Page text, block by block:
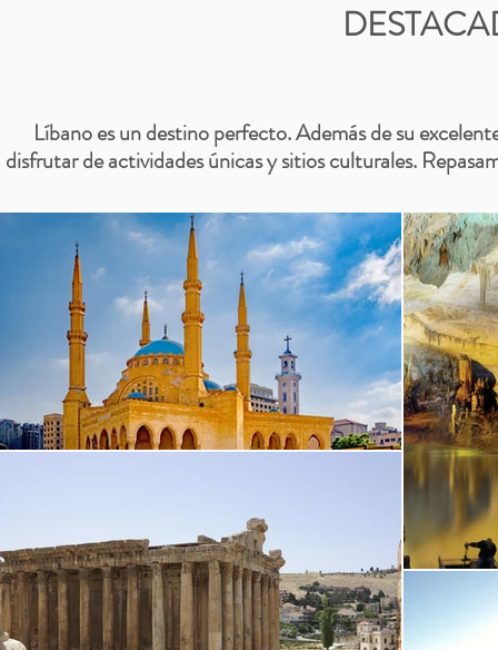
Líbano es un destino perfecto. Además de su
disfrutar de actividades únicas y sitios culturales.